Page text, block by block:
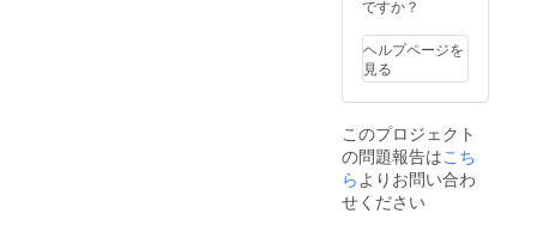
いただ
す。 ※
からの
メール
に記入
がない
場合は
掲載不
要とさ
掲載不
せてい
ただき
ます。
★全リ
「上乗
せ支
援」が
可能で
要とさ
ただき
ます。
★全リ
ターン
せ支
援」が
可能で
す。
入くだ
さい。
※ 掲載
不要の
リター
ン返信
メール
でお知
らせく
支援
時、必
ず備考
欄にご
お名前
をご記
入くだ
さい。
※ 掲載
飲み物
ご提供
※１車輛
4名様ま
用いた
だける
シア
ターチ
ケット
ンとお
飲み物
ご提供
※１車輛
でご利
用いた
だける
シア
ターチ
す。 ■
公式
ホーム
ページ
ンサー
タグ掲
載 ※公
式ホー
ムペー
ですか？
ヘルプページを
見る
このプロジェクト
の問題報告はこち
ら よりお問い合わ
せください